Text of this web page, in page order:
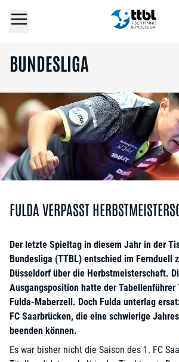
BUNDESLIGA
FULDA VERPASST
Der letzte Spieltag in diesem Jahr in der
Bundesliga (TTBL) entschied im Fernduell
Düsseldorf über die Herbstmeisterschaft.
Ausgangsposition hatte der Tabellenführer
Fulda-Maberzell. Doch Fulda unterlag
FC Saarbrücken, die eine schwierige
beenden können.
Es war bisher nicht die Saison des 1. FC